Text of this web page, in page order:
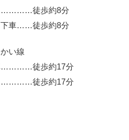
徒歩約8分
車……徒歩約8分
い線
…………徒歩約17分
徒歩約17分